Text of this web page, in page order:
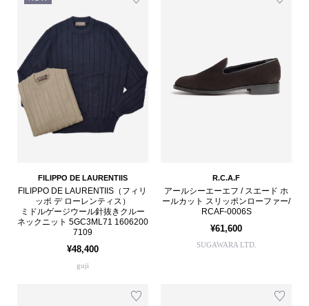
FILIPPO DE LAURENTIIS
FILIPPO DE LAURENTIIS（フィリ
ッポ デ ローレンティス）
ミドルゲージウール針抜きクルー
ネックニット 5GC3ML71 1606200
7109
¥48,400
guji
R.C.A.F
アールシーエーエフ / スエード ホ
ールカット スリッポンローファー/
RCAF-0006S
¥61,600
SUGAWARA LTD.